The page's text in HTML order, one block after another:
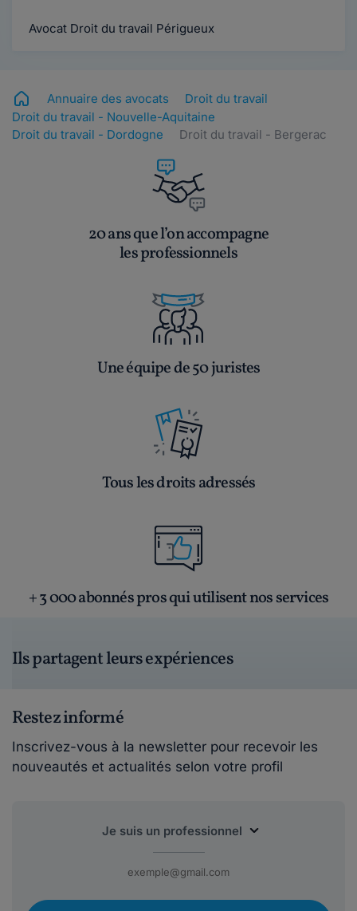
Avocat Droit du travail Périgueux
Annuaire des avocats
Droit du travail
Droit du travail - Nouvelle-Aquitaine
Droit du travail - Dordogne
Droit du travail - Bergerac
20 ans que l’on accompagne
les professionnels
Une équipe de 50 juristes
Tous les droits adressés
+ 3 000 abonnés pros qui utilisent nos services
Ils partagent leurs expériences
Restez informé
Inscrivez-vous à la newsletter pour recevoir les
nouveautés et actualités selon votre profil